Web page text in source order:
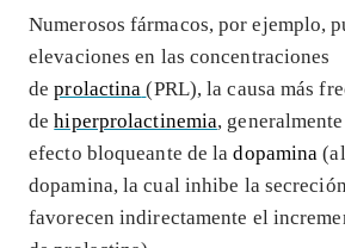
Numerosos fármacos, por ejemplo,
elevaciones en las concentraciones
deprolactina (PRL), la causa más
dehiperprolactinemia,
efecto bloqueante de ladopamina
dopamina, la cual inhibe la
favorecen indirectamente el